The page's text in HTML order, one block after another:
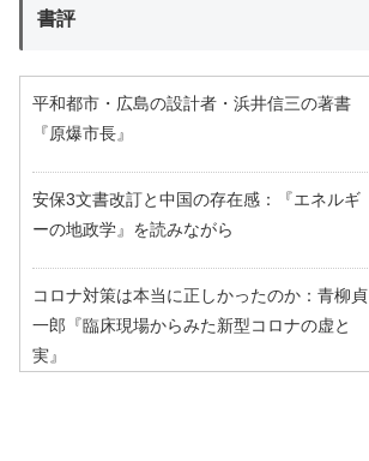
書評
平和都市・広島の設計者・浜井信三の著書
『原爆市長』
安保3文書改訂と中国の存在感：『エネルギ
ーの地政学』を読みながら
コロナ対策は本当に正しかったのか：青柳貞
一郎『臨床現場からみた新型コロナの虚と
実』